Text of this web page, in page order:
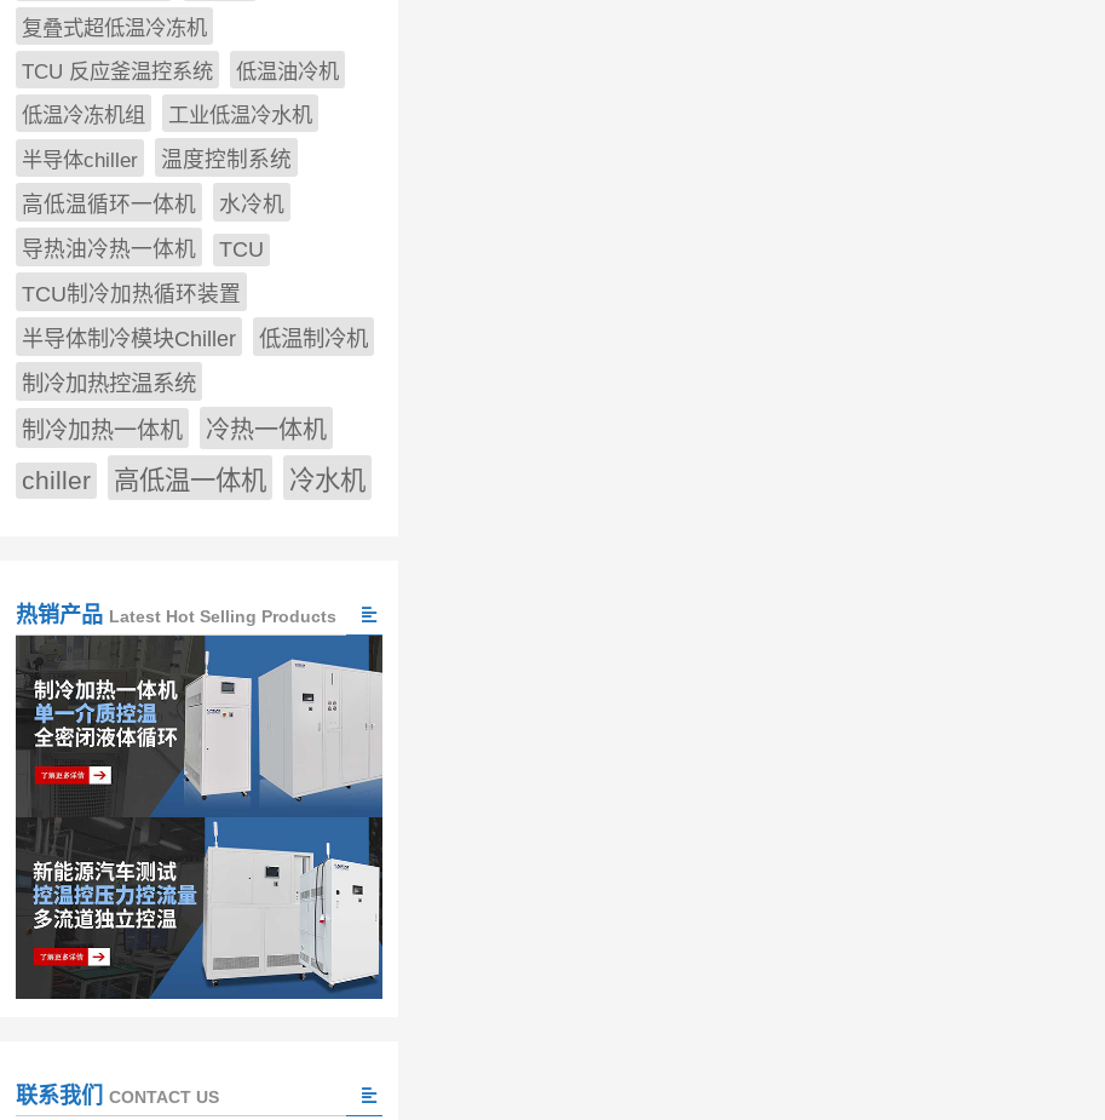
复叠式超低温冷冻机
TCU 反应釜温控系统
低温油冷机
低温冷冻机组
工业低温冷水机
半导体chiller
温度控制系统
高低温循环一体机
水冷机
导热油冷热一体机
TCU
TCU制冷加热循环装置
半导体制冷模块Chiller
低温制冷机
制冷加热控温系统
制冷加热一体机
冷热一体机
chiller 高低温一体机 冷水机
热销产品 Latest Hot Selling Products
联系我们 CONTACT US